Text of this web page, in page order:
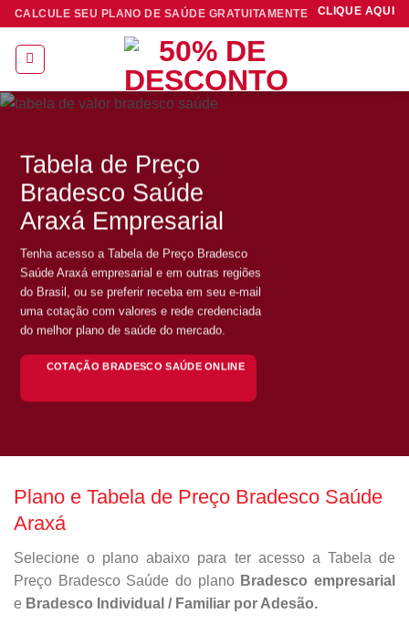
Skip
content
CALCULE SEU PLANO DE SAÚDE GRATUITAMENTE CLIQUE AQUI
Tabela de Preço
Bradesco Saúde
Araxá Empresarial
Tenha acesso a Tabela de Preço Bradesco
Saúde Araxá empresarial e em outras regiões
do Brasil, ou se preferir receba em seu e-mail
uma cotação com valores e rede credenciada
do melhor plano de saúde do mercado.
COTAÇÃO BRADESCO SAÚDE ONLINE
Plano e Tabela de Preço Bradesco Saúde
Araxá
Selecione o plano abaixo para ter acesso a Tabela de
Preço Bradesco Saúde do plano Bradesco empresarial
e Bradesco Individual / Familiar por Adesão.